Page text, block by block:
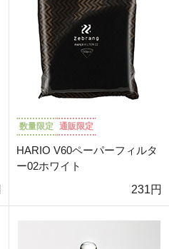
数量限定 通販限定
HARIO V60ペーパーフィルタ
ー02ホワイト
231円